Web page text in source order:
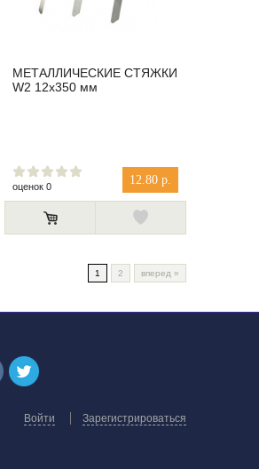
МЕТАЛЛИЧЕСКИЕ СТЯЖКИ
W2 12x350 мм
12.80 р.
оценок 0
1 2 вперед »
Войти Зарегистрироваться